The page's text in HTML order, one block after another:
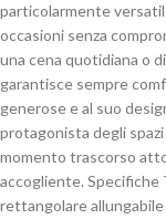
particolarmente
occasioni senza
una cena quotidiana o
garantisce sempre
generose e al suo
protagonista degli
momento trascorso
accogliente. Specifiche
rettangolare